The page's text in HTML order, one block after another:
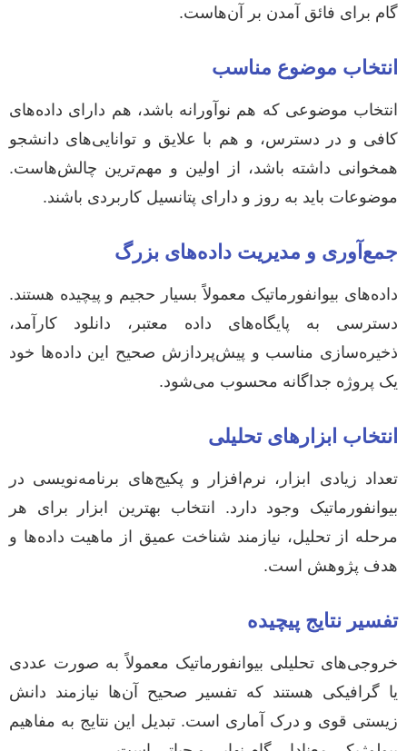
گام برای فائق آمدن بر آن‌هاست.
انتخاب موضوع مناسب
انتخاب موضوعی که هم نوآورانه باشد، هم دارای داده‌های
کافی و در دسترس، و هم با علایق و توانایی‌های دانشجو
همخوانی داشته باشد، از اولین و مهم‌ترین چالش‌هاست.
موضوعات باید به روز و دارای پتانسیل کاربردی باشند.
جمع‌آوری و مدیریت داده‌های بزرگ
داده‌های بیوانفورماتیک معمولاً بسیار حجیم و پیچیده هستند.
دسترسی به پایگاه‌های داده معتبر، دانلود کارآمد،
ذخیره‌سازی مناسب و پیش‌پردازش صحیح این داده‌ها خود
یک پروژه جداگانه محسوب می‌شود.
انتخاب ابزارهای تحلیلی
تعداد زیادی ابزار، نرم‌افزار و پکیج‌های برنامه‌نویسی در
بیوانفورماتیک وجود دارد. انتخاب بهترین ابزار برای هر
مرحله از تحلیل، نیازمند شناخت عمیق از ماهیت داده‌ها و
هدف پژوهش است.
تفسیر نتایج پیچیده
خروجی‌های تحلیلی بیوانفورماتیک معمولاً به صورت عددی
یا گرافیکی هستند که تفسیر صحیح آن‌ها نیازمند دانش
زیستی قوی و درک آماری است. تبدیل این نتایج به مفاهیم